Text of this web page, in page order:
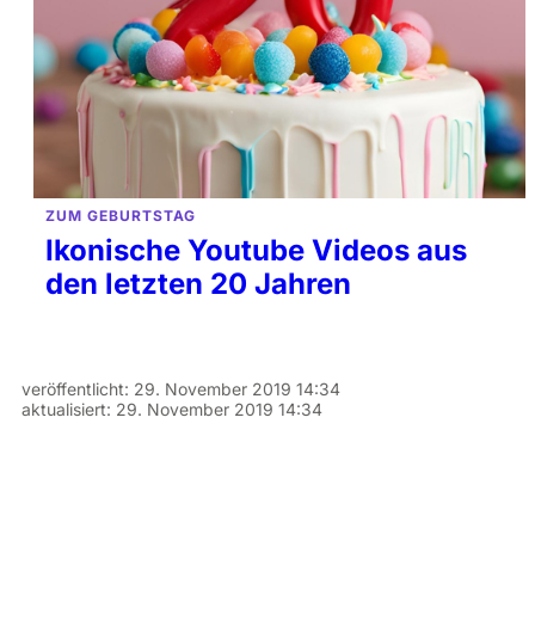
ZUM GEBURTSTAG
Ikonische Youtube Videos aus
den letzten 20 Jahren
veröffentlicht: 29. November 2019 14:34
aktualisiert: 29. November 2019 14:34